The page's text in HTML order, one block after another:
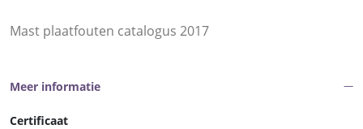
Mast plaatfouten catalogus 2017
Meer informatie
Certificaat